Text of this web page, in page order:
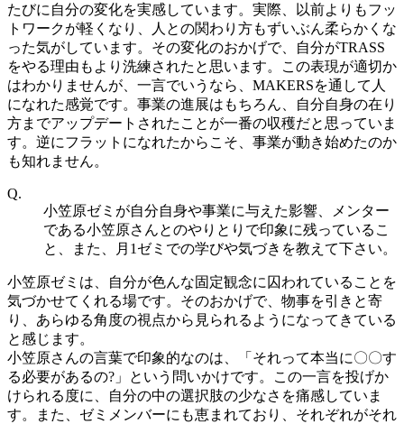
たびに自分の変化を実感しています。実際、以前よりもフッ
トワークが軽くなり、人との関わり方もずいぶん柔らかくな
った気がしています。その変化のおかげで、自分がTRASS
をやる理由もより洗練されたと思います。この表現が適切か
はわかりませんが、一言でいうなら、MAKERSを通して人
になれた感覚です。事業の進展はもちろん、自分自身の在り
方までアップデートされたことが一番の収穫だと思っていま
す。逆にフラットになれたからこそ、事業が動き始めたのか
も知れません。
Q.
小笠原ゼミが自分自身や事業に与えた影響、メンター
である小笠原さんとのやりとりで印象に残っているこ
と、また、月1ゼミでの学びや気づきを教えて下さい。
小笠原ゼミは、自分が色んな固定観念に囚われていることを
気づかせてくれる場です。そのおかげで、物事を引きと寄
り、あらゆる角度の視点から見られるようになってきている
と感じます。
小笠原さんの言葉で印象的なのは、「それって本当に〇〇す
る必要があるの?」という問いかけです。この一言を投げか
けられる度に、自分の中の選択肢の少なさを痛感していま
す。また、ゼミメンバーにも恵まれており、それぞれがそれ